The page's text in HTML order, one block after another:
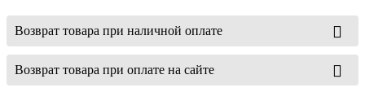
Возврат товара при наличной оплате
Возврат товара при оплате на сайте